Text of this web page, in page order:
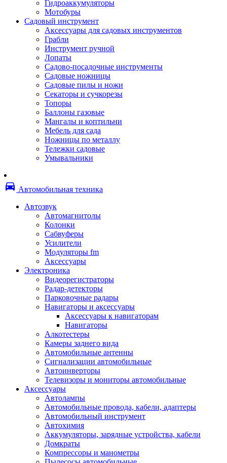
Термобумага
Бумага для факса
Пленка для печати
Пленка для ламинирования
Материалы для заправки
Чернила и заправки
Фотобарабаны
Оригинальные расходные материалы
Для лазерных устройств печати
Матричные картриджи
Опции
Струйные картриджи
Термопленки
Картриджи лазерные, тонер-картриджи
Лазерные оригинальные
Снпч
Струйные оригинальные
Материалы для переплета
Запчасти и другие расходные материалы
Автоподатчики
Блоки лазера
(памперс)
Валы переноса заряда/магнитные валы
Валы резиновые/тефлоновые
Втулки/подшипники/бушинги
Девелоперы
Дозирущие лезвия
Другие зип
Кабели
Крышки
Лампы
Лотки, кассеты
Моторы/двигатели/редукторы
Платы форматирования
Ракели
Ролики/наборы роликов/насадки
Сервисные наборы
Смазки
Гидроаккумуляторы
Мотобуры
Садовый инструмент
Аксессуары для садовых инструментов
Грабли
Инструмент ручной
Лопаты
Садово-посадочные инструменты
Садовые ножницы
Садовые пилы и ножи
Секаторы и сучкорезы
Топоры
Баллоны газовые
Мангалы и коптильни
Мебель для сада
Ножницы по металлу
Тележки садовые
Умывальники
directions_car Автомобильная техника
Автозвук
Автомагнитолы
Колонки
Сабвуферы
Усилители
Модуляторы fm
Аксессуары
Электроника
Видеорегистраторы
Радар-детекторы
Парковочные радары
Навигаторы и аксессуары
Аксессуары к навигаторам
Навигаторы
Алкотестеры
Камеры заднего вида
Автомобильные антенны
Сигнализации автомобильные
Автоинверторы
Телевизоры и мониторы автомобильные
Аксессуары
Автолампы
Автомобильные провода, кабели, адаптеры
Автомобильный инструмент
Автохимия
Аккумуляторы, зарядные устройства, кабели
Домкраты
Компрессоры и манометры